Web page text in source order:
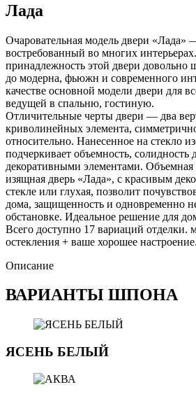
Лада
Очаровательная модель двери «Лада»
востребованный во многих
принадлежность этой двери довольно
до модерна, фьюжн и современного
качестве основной модели двери для
ведущей в спальню, гостиную.
Отличительные черты двери — два
криволинейных элемента,
относительно. Нанесенное на стекло
подчеркивает объемность, солидность
декоративными элементами.
изящная дверь «Лада», с красивым
стекле или глухая, позволит
дома, защищенность и одновременно
обстановке. Идеальное решение для
Всего доступно 17 вариаций отделки.
остекления + ваше хорошее настроение.
Описание
ВАРИАНТЫ ШПОНА
ЯСЕНЬ БЕЛЫЙ